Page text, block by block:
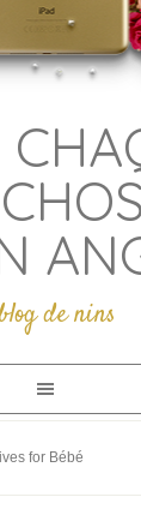
de nins
for Bébé